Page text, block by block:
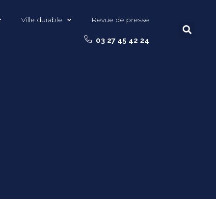
Ville durable Revue de presse
03 27 45 42 24